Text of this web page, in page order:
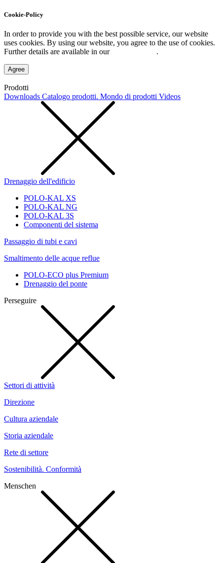
Cookie-Policy
In order to provide you with the best possible service, our website
uses cookies. By using our website, you agree to the use of cookies.
Further details are available in our
.
Agree
Prodotti
Downloads Catalogo prodotti. Mondo di prodotti Videos
Drenaggio dell'edificio
POLO-KAL XS
POLO-KAL NG
POLO-KAL 3S
Componenti del sistema
Passaggio di tubi e cavi
Smaltimento delle acque reflue
POLO-ECO plus Premium
Drenaggio del ponte
Perseguire
Settori di attività
Direzione
Cultura aziendale
Storia aziendale
Rete di settore
Sostenibilità. Conformità
Menschen